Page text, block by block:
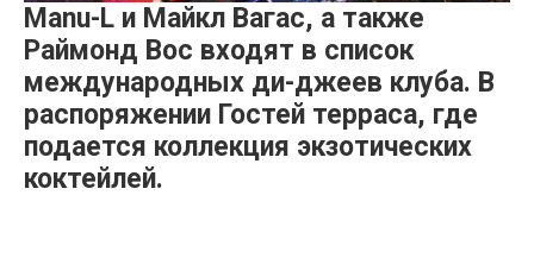
Manu-L и Майкл Вагас, а также
Раймонд Вос входят в список
международных ди-джеев клуба. В
распоряжении Гостей терраса, где
подается коллекция экзотических
коктейлей.